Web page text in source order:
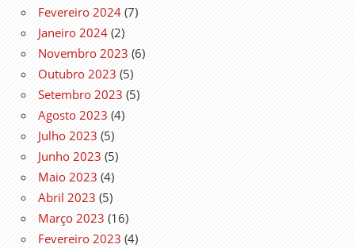
Fevereiro 2024 (7)
Janeiro 2024 (2)
Novembro 2023 (6)
Outubro 2023 (5)
Setembro 2023 (5)
Agosto 2023 (4)
Julho 2023 (5)
Junho 2023 (5)
Maio 2023 (4)
Abril 2023 (5)
Março 2023 (16)
Fevereiro 2023 (4)